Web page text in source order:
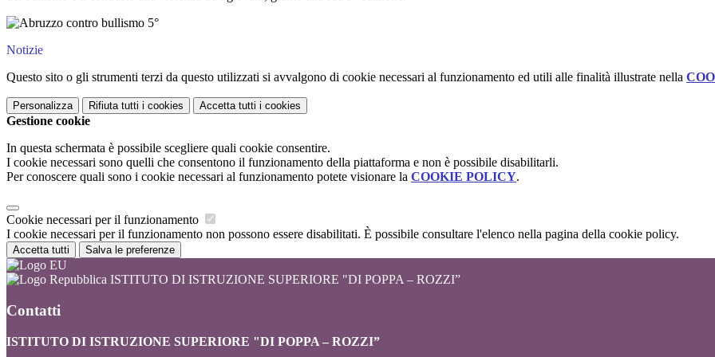
Notizie
Questo sito o gli strumenti terzi da questo utilizzati si avvalgono di cookie necessari al funzionamento ed utili alle finalità illustrate nella
Personalizza Rifiuta tutti i cookies Accetta tutti i cookies
Gestione cookie
In questa schermata è possibile scegliere quali cookie consentire.
I cookie necessari sono quelli che consentono il funzionamento della piattaforma e non è possibile disabilitarli.
Per conoscere quali sono i cookie necessari al funzionamento potete visionare la COOKIE POLICY.
Cookie necessari per il funzionamento
I cookie necessari per il funzionamento non possono essere disabilitati. È possibile consultare l'elenco nella pagina della cookie policy.
Accetta tutti Salva le preferenze
ISTITUTO DI ISTRUZIONE SUPERIORE "DI POPPA – ROZZI”
Contatti
ISTITUTO DI ISTRUZIONE SUPERIORE "DI POPPA – ROZZI”